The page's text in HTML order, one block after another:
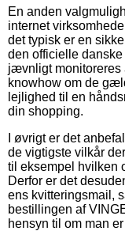
En anden
internet
det typisk er en
den officielle
jævnligt monitoreres
knowhow om de
lejlighed til en
din shopping.
I øvrigt er det
de vigtigste vilkår
til eksempel hvilken
Derfor er det
ens kvitteringsmail,
bestillingen af
hensyn til om man